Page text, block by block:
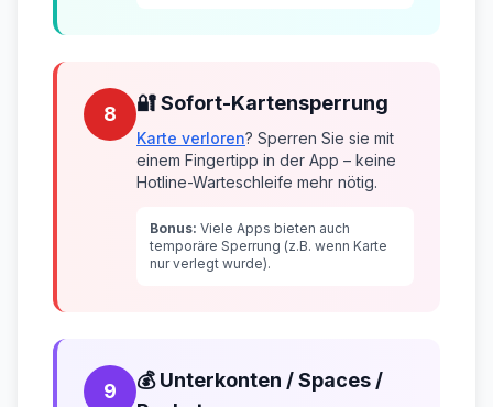
8 🔐 Sofort-Kartensperrung
Karte verloren? Sperren Sie sie mit
einem Fingertipp in der App – keine
Hotline-Warteschleife mehr nötig.
Bonus: Viele Apps bieten auch
temporäre Sperrung (z.B. wenn Karte
nur verlegt wurde).
9
💰 Unterkonten / Spaces /